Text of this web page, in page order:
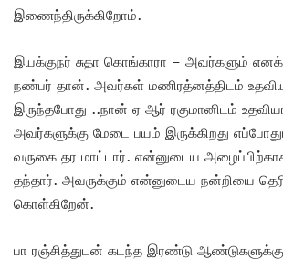
இணைந்திருக்கிறோம்.
இயக்குநர் சுதா கொங்காரா – அவர்களும்
நண்பர் தான். அவர்கள் மணிரத்னத்திடம்
இருந்தபோது ..நான் ஏ ஆர் ரகுமானிடம்
அவர்களுக்கு மேடை பயம் இருக்கிறது
வருகை தர மாட்டார். என்னுடைய
தந்தார். அவருக்கும் என்னுடைய நன்றியை
கொள்கிறேன்.
பா ரஞ்சித்துடன் கடந்த இரண்டு